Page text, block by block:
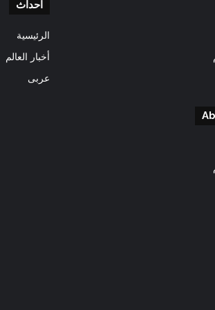
احداث
الرئيسية
أخبار العالم
عربى